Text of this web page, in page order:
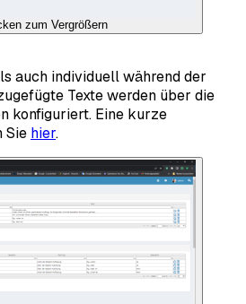
zum Vergrößern
auch individuell während der
Texte werden über die
konfiguriert. Eine kurze
Sie hier.